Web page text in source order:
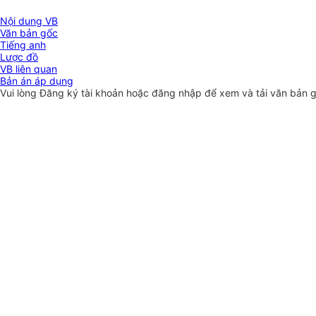
Nội dung VB
Văn bản gốc
Tiếng anh
Lược đồ
VB liên quan
Bản án áp dụng
Vui lòngĐăng ký tài khoản hoặc đăng nhập để xem và tải văn bản